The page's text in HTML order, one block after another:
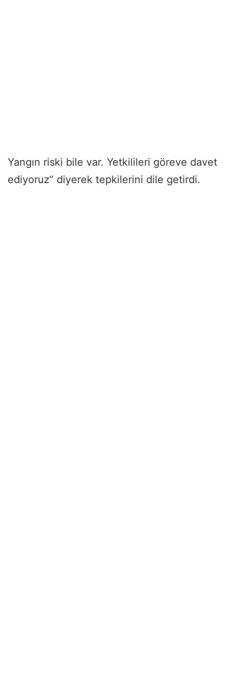
Yangın riski bile var. Yetkilileri göreve davet
ediyoruz” diyerek tepkilerini dile getirdi.